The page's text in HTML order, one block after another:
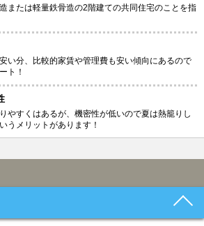
または軽量鉄骨造の2階建ての共同住宅のことを指
い分、比較的家賃や管理費も安い傾向にあるので
ト！
やすくはあるが、機密性が低いので夏は熱籠りし
うメリットがあります！